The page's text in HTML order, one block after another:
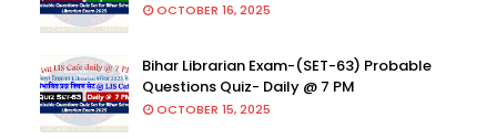
OCTOBER 16, 2025
Bihar Librarian Exam-(SET-63) Probable
Questions Quiz- Daily @ 7 PM
OCTOBER 15, 2025